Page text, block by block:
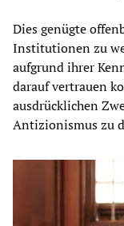
Dies genügte
Institutionen zu
aufgrund ihrer
darauf vertrauen
ausdrücklichen
Antizionismus zu